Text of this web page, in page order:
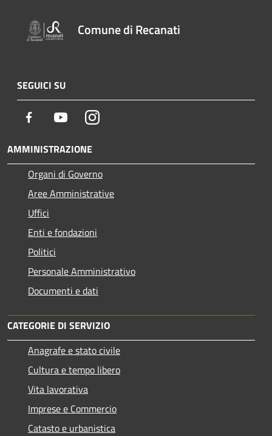
Comune di Recanati
SEGUICI SU
Facebook YoutubeInstagram
AMMINISTRAZIONE
Organi di Governo
Aree Amministrative
Uffici
Enti e fondazioni
Politici
Personale Amministrativo
Documenti e dati
CATEGORIE DI SERVIZIO
Anagrafe e stato civile
Cultura e tempo libero
Vita lavorativa
Imprese e Commercio
Catasto e urbanistica